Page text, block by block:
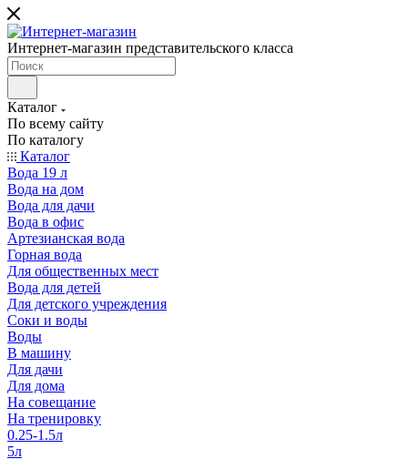
Интернет-магазин представительского класса
Каталог
По всему сайту
По каталогу
Каталог
Вода 19 л
Вода на дом
Вода для дачи
Вода в офис
Артезианская вода
Горная вода
Для общественных мест
Вода для детей
Для детского учреждения
Соки и воды
Воды
В машину
Для дачи
Для дома
На совещание
На тренировку
0.25-1.5л
5л